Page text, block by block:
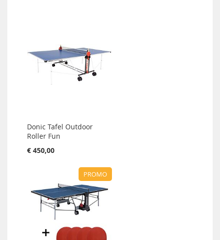
Donic Tafel Outdoor
Roller Fun
€ 450,00
PROMO